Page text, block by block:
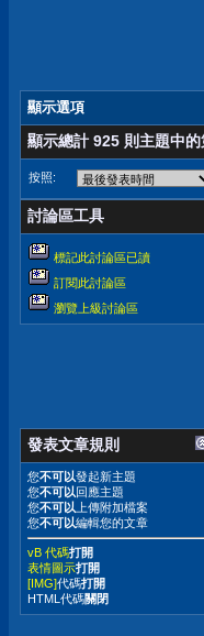
顯示選項
顯示總計 925 則主題中
按照:
討論區工具
標記此討論區已讀
訂閱此討論區
瀏覽上級討論區
發表文章規則
您不可以發起新主題
您不可以回應主題
您不可以 上傳附加檔案
您不可以編輯您的文章
vB 代碼打開
表情圖示打開
[IMG]代碼打開
HTML代碼關閉